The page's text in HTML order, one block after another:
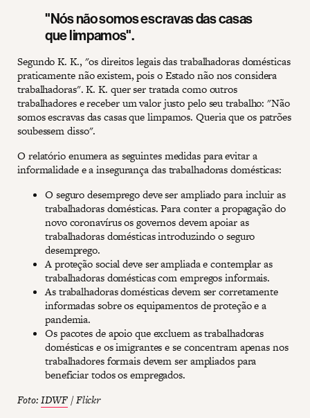
"Nós não somos escravas das casas
que limpamos".
Segundo K. K., "os direitos legais das trabalhadoras domésticas
praticamente não existem, pois o Estado não nos considera
trabalhadoras". K. K. quer ser tratada como outros
trabalhadores e receber um valor justo pelo seu trabalho: "Não
somos escravas das casas que limpamos. Queria que os patrões
soubessem disso".
O relatório enumera as seguintes medidas para evitar a
informalidade e a insegurança das trabalhadoras domésticas:
O seguro desemprego deve ser ampliado para incluir as
trabalhadoras domésticas. Para conter a propagação do
novo coronavírus os governos devem apoiar as
trabalhadoras domésticas introduzindo o seguro
desemprego.
A proteção social deve ser ampliada e contemplar as
trabalhadoras domésticas com empregos informais.
As trabalhadoras domésticas devem ser corretamente
informadas sobre os equipamentos de proteção e a
pandemia.
Os pacotes de apoio que excluem as trabalhadoras
domésticas e os imigrantes e se concentram apenas nos
trabalhadores formais devem ser ampliados para
beneficiar todos os empregados.
Foto:IDWF / Flickr